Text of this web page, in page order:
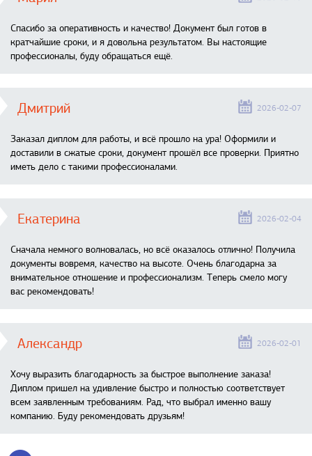
Спасибо за оперативность и качество! Документ был готов в
кратчайшие сроки, и я довольна результатом. Вы настоящие
профессионалы, буду обращаться ещё.
Дмитрий 2026-02-07
Заказал диплом для работы, и всё прошло на ура! Оформили и
доставили в сжатые сроки, документ прошёл все проверки. Приятно
иметь дело с такими профессионалами.
Екатерина 2026-02-04
Сначала немного волновалась, но всё оказалось отлично! Получила
документы вовремя, качество на высоте. Очень благодарна за
внимательное отношение и профессионализм. Теперь смело могу
вас рекомендовать!
Александр 2026-02-01
Хочу выразить благодарность за быстрое выполнение заказа!
Диплом пришел на удивление быстро и полностью соответствует
всем заявленным требованиям. Рад, что выбрал именно вашу
компанию. Буду рекомендовать друзьям!